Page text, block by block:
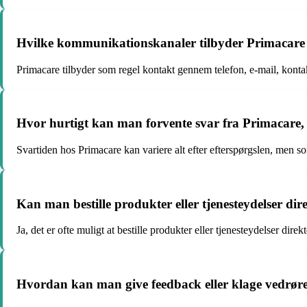
Hvilke kommunikationskanaler tilbyder
Primacare tilbyder som regel kontakt gennem telefon, e-mail,
Hvor hurtigt kan man forvente svar fra
Svartiden hos Primacare kan variere alt efter efterspørgslen, men
Kan man bestille produkter eller tjenesteydelser
Ja, det er ofte muligt at bestille produkter eller tjenesteydelser
Hvordan kan man give feedback eller klage